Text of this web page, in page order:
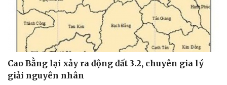
Cao Bằng lại xảy ra động đất 3.2, chuyên gia lý
giải nguyên nhân